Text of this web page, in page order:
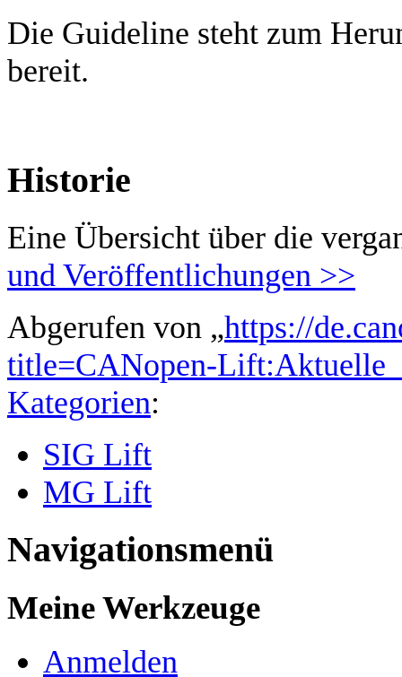
Die Guideline steht zum
bereit.
Historie
Eine Übersicht über die
und Veröffentlichungen >>
Abgerufen von „https://
title=CANopen-
Kategorien:
SIG Lift
MG Lift
Navigationsmenü
Meine Werkzeuge
Anmelden